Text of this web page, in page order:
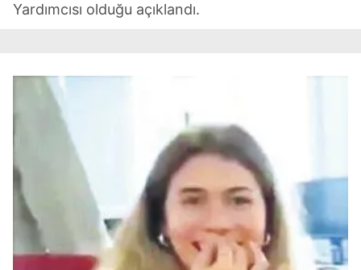
Yardımcısı olduğu açıklandı.